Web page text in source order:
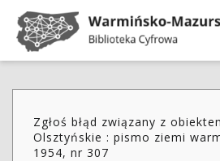
Zgłoś błąd związany z
Olsztyńskie : pismo ziemi
1954, nr 307